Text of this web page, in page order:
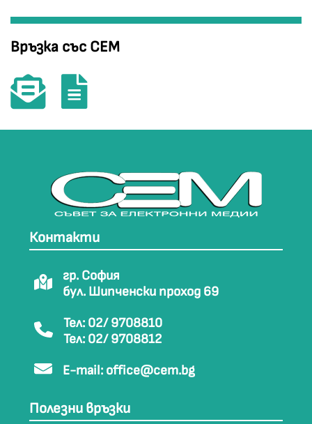
Връзка със СЕМ
Контакти
гр. София
бул. Шипченски проход 69
Тел: 02/ 9708810
Тел: 02/ 9708812
E-mail: office@cem.bg
Полезни връзки